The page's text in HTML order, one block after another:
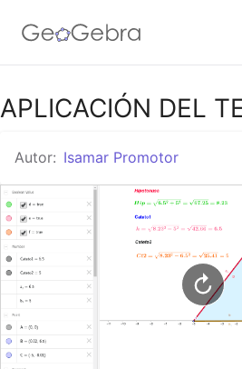
Google Classroom
GeoGebra Classroom
Abrir sesión
APLICACIÓN DEL
Autor: Isamar Promotor